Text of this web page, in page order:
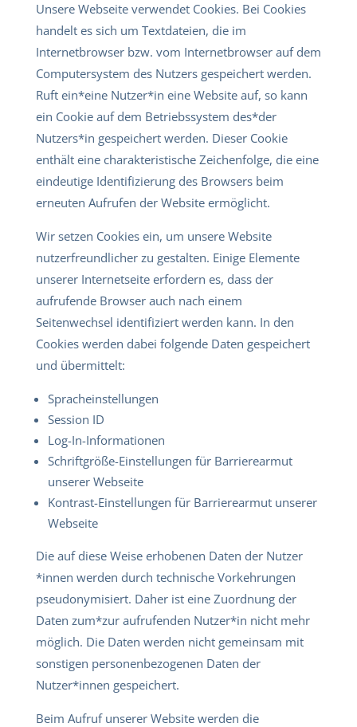
Unsere Webseite verwendet Cookies. Bei Cookies
handelt es sich um Textdateien, die im
Internetbrowser bzw. vom Internetbrowser auf dem
Computersystem des Nutzers gespeichert werden.
Ruft ein*eine Nutzer*in eine Website auf, so kann
ein Cookie auf dem Betriebssystem des*der
Nutzers*in gespeichert werden. Dieser Cookie
enthält eine charakteristische Zeichenfolge, die eine
eindeutige Identifizierung des Browsers beim
erneuten Aufrufen der Website ermöglicht.
Wir setzen Cookies ein, um unsere Website
nutzerfreundlicher zu gestalten. Einige Elemente
unserer Internetseite erfordern es, dass der
aufrufende Browser auch nach einem
Seitenwechsel identifiziert werden kann. In den
Cookies werden dabei folgende Daten gespeichert
und übermittelt:
Spracheinstellungen
Session ID
Log-In-Informationen
Schriftgröße-Einstellungen für Barrierearmut
unserer Webseite
Kontrast-Einstellungen für Barrierearmut unserer
Webseite
Die auf diese Weise erhobenen Daten der Nutzer
*innen werden durch technische Vorkehrungen
pseudonymisiert. Daher ist eine Zuordnung der
Daten zum*zur aufrufenden Nutzer*in nicht mehr
möglich. Die Daten werden nicht gemeinsam mit
sonstigen personenbezogenen Daten der
Nutzer*innen gespeichert.
Beim Aufruf unserer Website werden die